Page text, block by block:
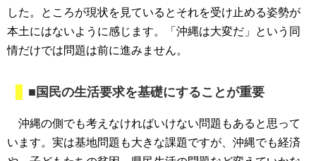
した。ところが現状を見ているとそれを受け止める姿勢が
本土にはないように感じます。「沖縄は大変だ」という同
情だけでは問題は前に進みません。
■国民の生活要求を基礎にすることが重要
沖縄の側でも考えなければいけない問題もあると思って
います。実は基地問題も大きな課題ですが、沖縄でも経済